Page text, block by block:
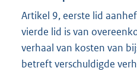
Artikel 9, eerste lid
vierde lid is van
verhaal van kosten van
betreft verschuldigde